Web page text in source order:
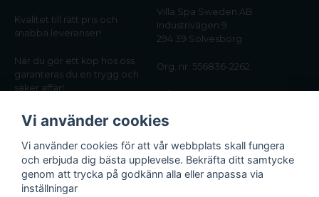
Kvalitet till rätt pris och
snabba leveranser!
När du gör ett köp hos oss
garanteras du en trygg och
säker affär!
Villa Spa Sweden AB
Industrivägen 9
294 39 Sölvesborg
Org. nr: 556836-2262
Tel:0456-405566
Email:
INFORMATION
Om oss
Vi använder cookies
Vi använder cookies för att vår webbplats skall fungera
och erbjuda dig bästa upplevelse. Bekräfta ditt samtycke
genom att trycka på godkänn alla eller anpassa via
inställningar